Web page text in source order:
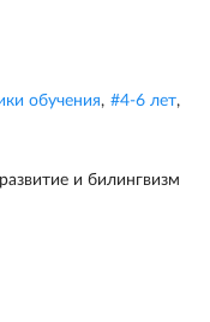
обучения, #4-6 лет,
и билингвизм